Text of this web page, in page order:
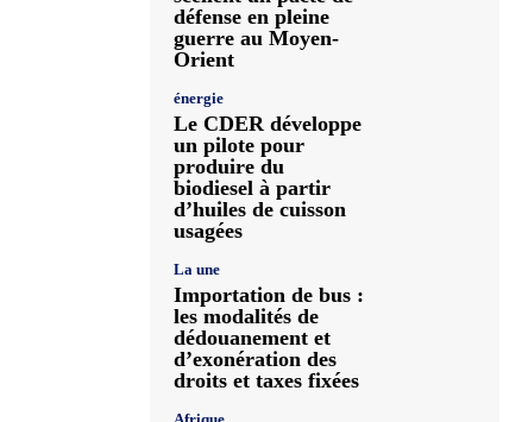
défense en pleine
guerre au Moyen-
Orient
énergie
Le CDER développe
un pilote pour
produire du
biodiesel à partir
d’huiles de cuisson
usagées
La une
Importation de bus :
les modalités de
dédouanement et
d’exonération des
droits et taxes fixées